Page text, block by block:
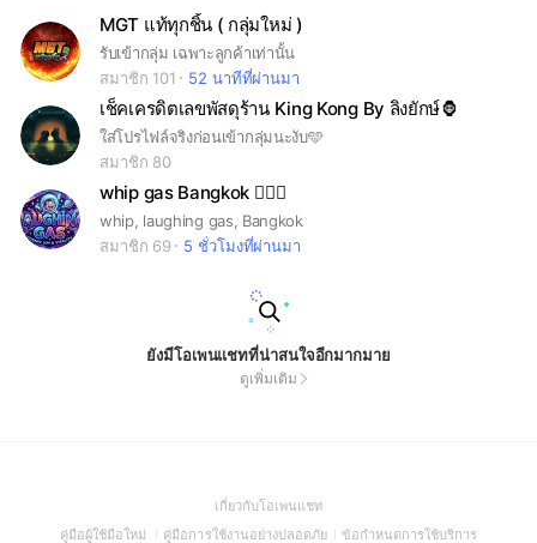
MGT แท้ทุกชิ้น ( กลุ่มใหม่ )
รับเข้ากลุ่ม เฉพาะลูกค้าเท่านั้น
สมาชิก 101
52 นาทีที่ผ่านมา
เช็คเครดิตเลขพัสดุร้าน King Kong By ลิงยักษ์🦍
ใส่โปรไฟล์จริงก่อนเข้ากลุ่มนะงับ🩵
สมาชิก 80
whip gas Bangkok 😵‍💫💫
whip, laughing gas, Bangkok
สมาชิก 69
5 ชั่วโมงที่ผ่านมา
ยังมีโอเพนแชทที่น่าสนใจอีกมากมาย
ดูเพิ่มเติม
เกี่ยวกับโอเพนแชท(Open
in
คู่มือผู้ใช้มือใหม่ (Open
คู่มือการใช้งานอย่างปลอดภัย(Open
ข้อกำหนดการใช้บริการ(Open